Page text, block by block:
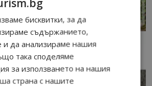
бисквитки, за да
съдържанието,
и да анализираме нашия
така споделяме
за използването на нашия
страна с нашите